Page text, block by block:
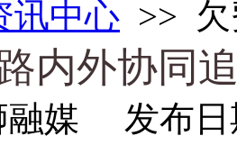
讯中心 >>
内外协同
媒 发布日